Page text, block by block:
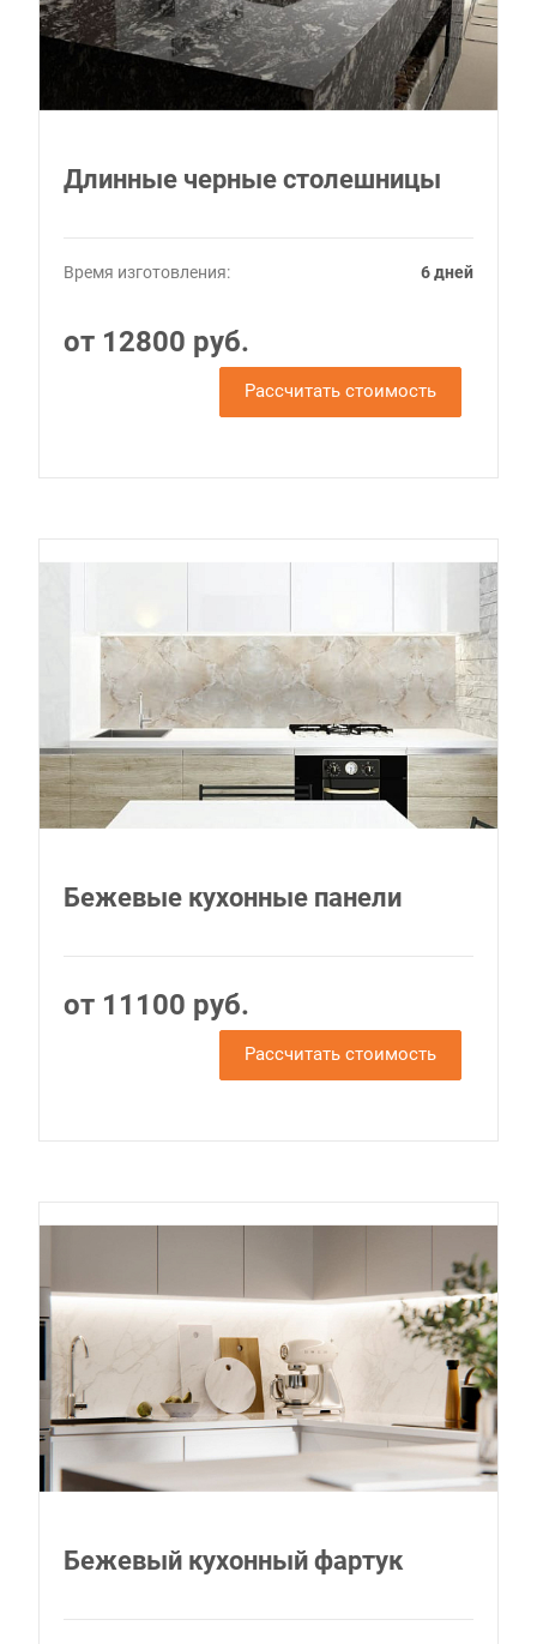
Длинные черные столешницы
Время изготовления: 6 дней
от 12800 руб.
Рассчитать стоимость
Бежевые кухонные панели
от 11100 руб.
Рассчитать стоимость
Бежевый кухонный фартук